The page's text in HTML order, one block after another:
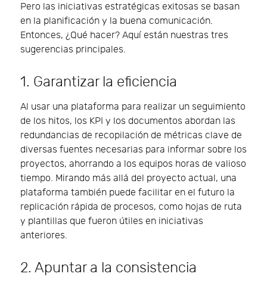
Pero las iniciativas estratégicas exitosas se basan
en la planificación y la buena comunicación.
Entonces, ¿Qué hacer? Aquí están nuestras tres
sugerencias principales.
1. Garantizar la eficiencia
Al usar una plataforma para realizar un seguimiento
de los hitos, los KPI y los documentos abordan las
redundancias de recopilación de métricas clave de
diversas fuentes necesarias para informar sobre los
proyectos, ahorrando a los equipos horas de valioso
tiempo. Mirando más allá del proyecto actual, una
plataforma también puede facilitar en el futuro la
replicación rápida de procesos, como hojas de ruta
y plantillas que fueron útiles en iniciativas
anteriores.
2. Apuntar a la consistencia